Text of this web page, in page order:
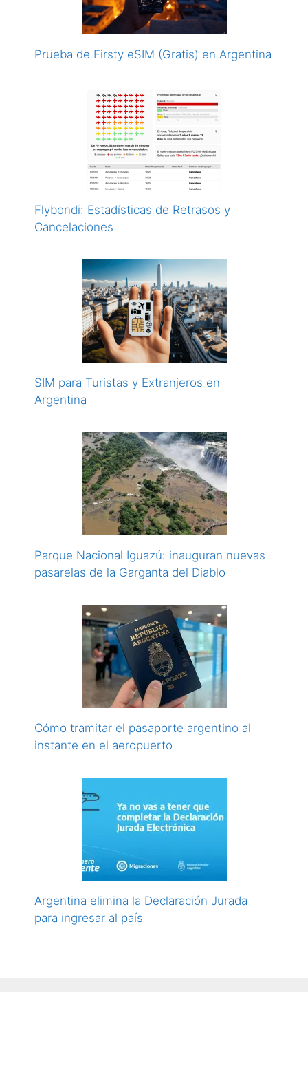
Prueba de Firsty eSIM (Gratis) en Argentina
Flybondi: Estadísticas de Retrasos y
Cancelaciones
SIM para Turistas y Extranjeros en
Argentina
Parque Nacional Iguazú: inauguran nuevas
pasarelas de la Garganta del Diablo
Cómo tramitar el pasaporte argentino al
instante en el aeropuerto
Argentina elimina la Declaración Jurada
para ingresar al país